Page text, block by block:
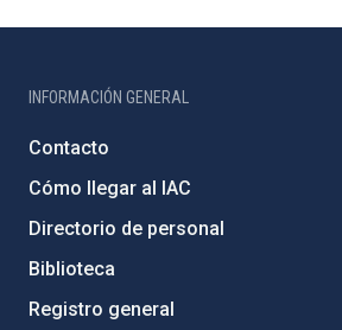
INFORMACIÓN GENERAL
Contacto
Cómo llegar al IAC
Directorio de personal
Biblioteca
Registro general